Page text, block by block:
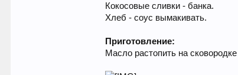
Кокосовые сливки - банка.
Хлеб - соус вымакивать.
Приготовление:
Масло растопить на